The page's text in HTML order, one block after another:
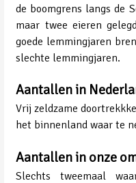
de boomgrens langs de
maar twee eieren
goede lemmingjaren
slechte lemmingjaren.
Aantallen in
Vrij zeldzame
het binnenland waar te
Aantallen in onze
Slechts tweemaal